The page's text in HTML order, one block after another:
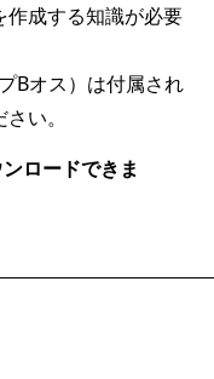
作成する知識が必要
Bオス）は付属され
い。
ロードできま